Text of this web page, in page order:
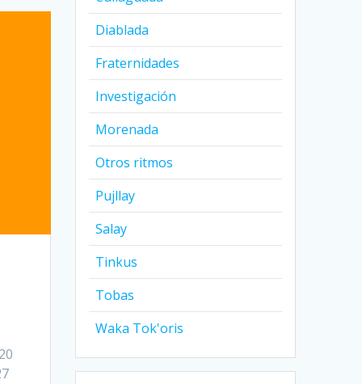
Diablada
Fraternidades
Investigación
Morenada
Otros ritmos
Pujllay
Salay
Tinkus
Tobas
Waka Tok'oris